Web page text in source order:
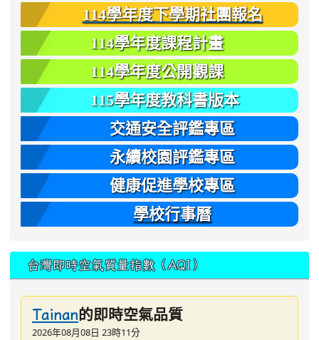
114學年度下學期社團報名
114學年度課程計畫
114學年度公開觀課
115學年度教科書版本
交通安全評鑑專區
永續校園評鑑專區
健康促進學校專區
學校行事曆
台灣即時空氣質量指數（AQI）
Tainan的即時空氣品質
2026年08月08日 23時11分